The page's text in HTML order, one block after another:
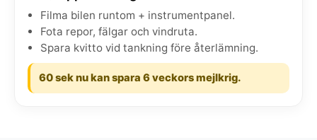
Filma bilen runtom + instrumentpanel.
Fota repor, fälgar och vindruta.
Spara kvitto vid tankning före återlämning.
60 sek nu kan spara 6 veckors mejlkrig.